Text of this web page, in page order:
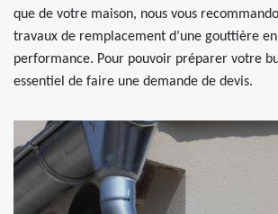
que de votre maison, nous vous
travaux de remplacement d’une gouttière
performance. Pour pouvoir préparer votre
essentiel de faire une demande de devis.